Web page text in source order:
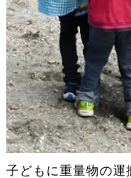
子どもに重量物の運